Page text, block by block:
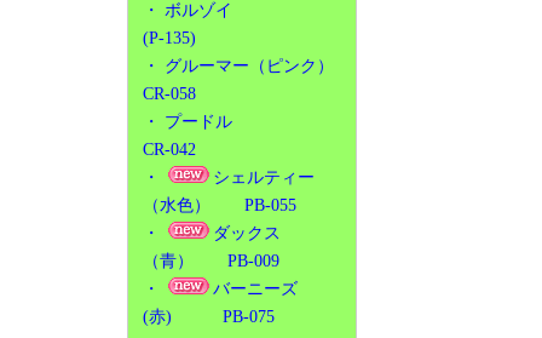
・ ボルゾイ
(P-135)
・ グルーマー（ピンク）
CR-058
・ プードル
CR-042
・
シェルティー
（水色） PB-055
・
ダックス
（青） PB-009
・
バーニーズ
(赤) PB-075